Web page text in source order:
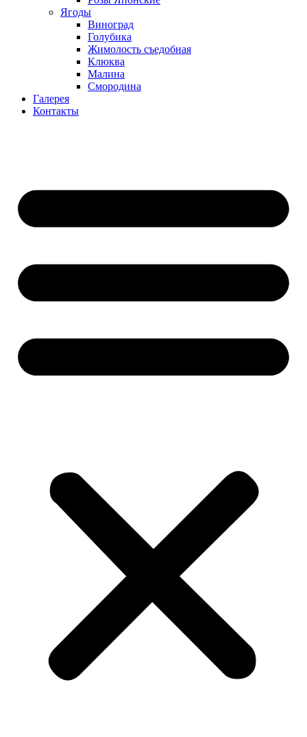
Ягоды
Виноград
Голубика
Жимолость съедобная
Клюква
Малина
Смородина
Галерея
Контакты